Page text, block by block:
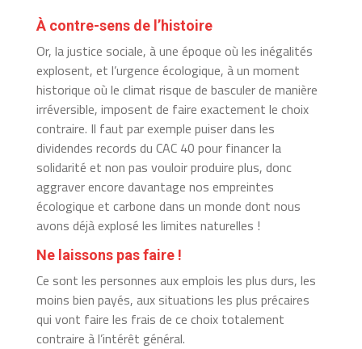
À contre-sens de l’histoire
Or, la justice sociale, à une époque où les inégalités
explosent, et l’urgence écologique, à un moment
historique où le climat risque de basculer de manière
irréversible, imposent de faire exactement le choix
contraire. Il faut par exemple puiser dans les
dividendes records du CAC 40 pour financer la
solidarité et non pas vouloir produire plus, donc
aggraver encore davantage nos empreintes
écologique et carbone dans un monde dont nous
avons déjà explosé les limites naturelles !
Ne laissons pas faire !
Ce sont les personnes aux emplois les plus durs, les
moins bien payés, aux situations les plus précaires
qui vont faire les frais de ce choix totalement
contraire à l’intérêt général.